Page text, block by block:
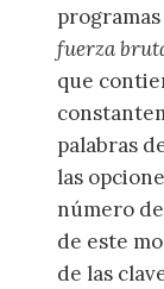
fuerza
que
palabras
las
número
de este
de las